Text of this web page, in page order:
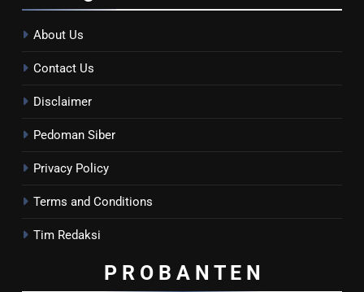
About Us
Contact Us
Disclaimer
Pedoman Siber
Privacy Policy
Terms and Conditions
Tim Redaksi
P R O B A N T E N